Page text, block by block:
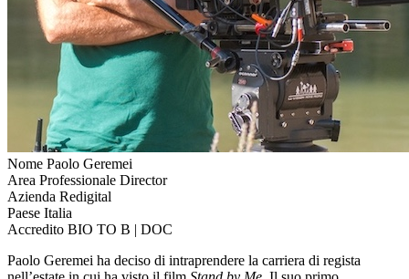
Nome Paolo Geremei
Area Professionale Director
Azienda Redigital
Paese Italia
Accredito BIO TO B | DOC
Paolo Geremei ha deciso di intraprendere la carriera di regista